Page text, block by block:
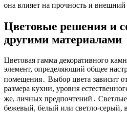
она влияет на прочность и внешний
Цветовые решения и
другими материалами
Цветовая гамма декоративного
элемент, определяющий общее
помещения․ Выбор цвета зависит
размера кухни, уровня
же, личных предпочтений․ Светлые
бежевый, белый или светло-серый,